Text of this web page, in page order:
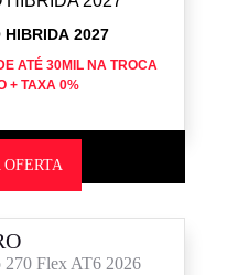
HIBRIDA 2027
ATÉ 30MIL NA TROCA
+ TAXA 0%
270 Flex AT6 2026